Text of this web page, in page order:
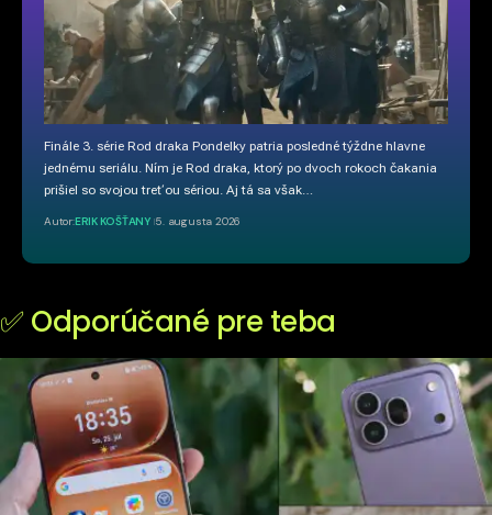
Finále 3. série Rod draka Pondelky patria posledné týždne hlavne
jednému seriálu. Ním je Rod draka, ktorý po dvoch rokoch čakania
prišiel so svojou treťou sériou. Aj tá sa však…
Autor:ERIK KOŠŤANY 5. augusta 2026
✅ Odporúčané pre teba